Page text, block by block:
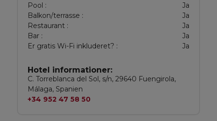
Pool :
Ja
Balkon/terrasse :
Ja
Restaurant :
Ja
Bar :
Ja
Er gratis Wi-Fi inkluderet? :
Ja
Hotel informationer:
C. Torreblanca del Sol, s/n, 29640 Fuengirola,
Málaga, Spanien
+34 952 47 58 50